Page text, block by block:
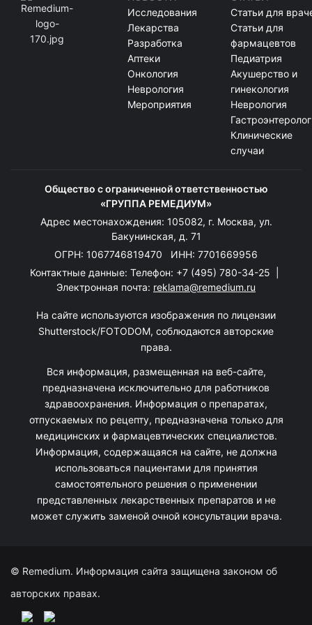
Исследования
Лекарства
Разработка
Аптеки
Онкология
Неврология
Мероприятия
Статьи для
Статьи для
фармацевтов
Педиатрия
Акушерство и
гинекология
Неврология
Клинические
случаи
Общество с ограниченной ответственностью
«ГРУППА РЕМЕДИУМ»
Адрес местонахождения: 105082, г. Москва, ул.
Бакунинская, д. 71
ОГРН: 1067746819470 ИНН: 7701669956
Контактные данные: Телефон: +7 (495) 780-34-25
Электронная почта: reklama@remedium.ru
На сайте используются изображения по лицензии
Shutterstock/FOTODOM, соблюдаются авторские
права.
Вся информация, размещенная на веб-сайте,
предназначена исключительно для работников
здравоохранения. Информация о препаратах,
отпускаемых по рецепту, предназначена только для
медицинских и фармацевтических специалистов.
Информация, содержащаяся на сайте, не должна
использоваться пациентами для принятия
самостоятельного решения о применении
представленных лекарственных препаратов и не
может служить заменой очной консультации врача.
© Remedium. Информация сайта защищена законом об
авторских правах.